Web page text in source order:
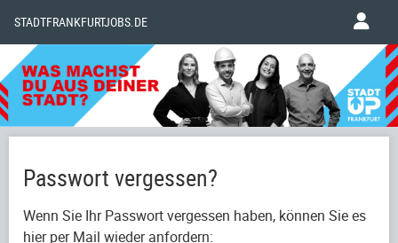
STADTFRANKFURTJOBS.DE
Passwort vergessen?
Wenn Sie Ihr Passwort vergessen haben, können Sie es
hier per Mail wieder anfordern: